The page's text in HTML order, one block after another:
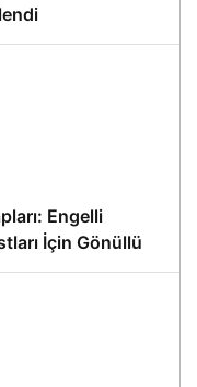
Engelli
İçin Gönüllü